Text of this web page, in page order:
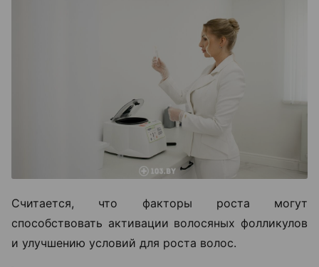
Считается, что факторы роста могут
способствовать активации волосяных фолликулов
и улучшению условий для роста волос.